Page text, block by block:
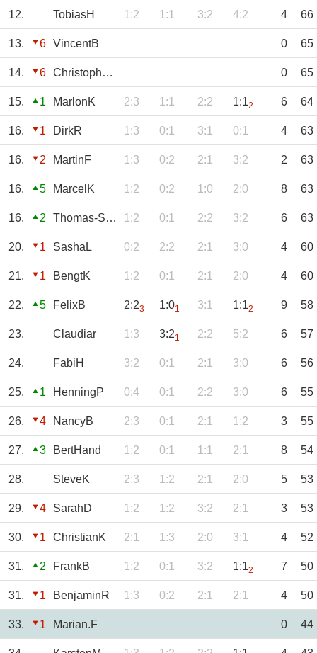
12. TobiasH 1:2 1:1 3:2 4:2 4 66
13. 6 VincentB 0 65
14. 6 ChristopherR 0 65
15. 1 MarlonK 2:3 1:1 2:2 1:12 6 64
16. 1 DirkR 1:3 0:1 3:1 0:1 4 63
16. 2 MartinF 1:3 0:2 2:1 3:2 2 63
16. 5 MarcelK 1:2 0:2 1:0 2:0 8 63
16. 2 Thomas-Seele 1:2 0:1 2:2 3:2 6 63
20. 1 SashaL 0:2 2:2 2:1 3:0 4 60
21. 1 BengtK 1:2 0:1 2:1 2:0 4 60
22. 5 FelixB 2:23 1:01 3:1 1:12 9 58
23. Claudiar 1:3 3:21 2:2 5:2 6 57
24. FabiH 3:2 0:1 2:1 3:0 6 56
25. 1 HenningP 0:4 0:1 2:2 3:0 6 55
26. 4 NancyB 2:3 0:1 2:1 1:2 3 55
27. 3 BertHand 1:2 0:1 1:1 2:1 8 54
28. SteveK 2:3 1:2 2:1 2:0 5 53
29. 4 SarahD 1:2 1:2 3:2 2:1 3 53
30. 1 ChristianK 2:1 1:3 2:0 3:1 4 52
31. 2 FrankB 1:2 0:1 3:2 1:12 7 50
31. 1 BenjaminR 1:3 0:2 2:1 2:1 4 50
33. 1 Marian.F 0 44